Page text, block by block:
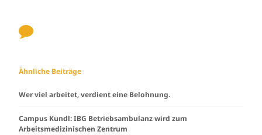
Ähnliche Beiträge
Wer viel arbeitet, verdient eine Belohnung.
Campus Kundl: IBG Betriebsambulanz wird zum
Arbeitsmedizinischen Zentrum